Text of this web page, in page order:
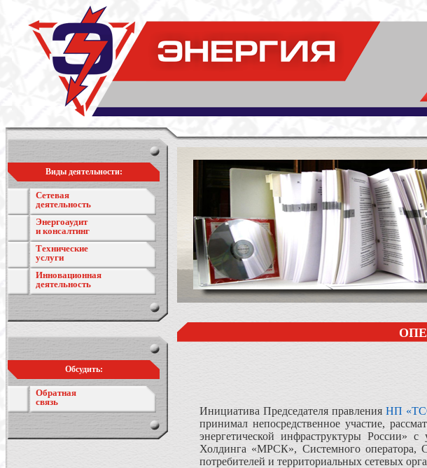
Виды деятельности:
Сетевая
деятельность
Энергоаудит
и консалтинг
Технические
услуги
Инновационная
деятельность
Обсудить:
Обратная
связь
Инициатива Председателя правления НП
принимал непосредственное участие,
энергетической инфраструктуры России»
Холдинга «МРСК», Системного оператора,
потребителей и территориальных сетевых